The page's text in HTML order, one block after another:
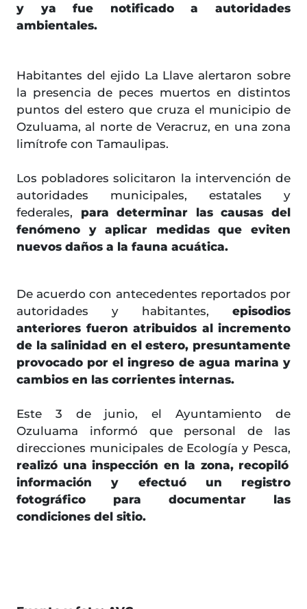
y ya fue notificado a autoridades
ambientales.
Habitantes del ejido La Llave alertaron sobre
la presencia de peces muertos en distintos
puntos del estero que cruza el municipio de
Ozuluama, al norte de Veracruz, en una zona
limítrofe con Tamaulipas.
Los pobladores solicitaron la intervención de
autoridades municipales, estatales y
federales, para determinar las causas del
fenómeno y aplicar medidas que eviten
nuevos daños a la fauna acuática.
De acuerdo con antecedentes reportados por
autoridades y habitantes, episodios
anteriores fueron atribuidos al incremento
de la salinidad en el estero, presuntamente
provocado por el ingreso de agua marina y
cambios en las corrientes internas.
Este 3 de junio, el Ayuntamiento de
Ozuluama informó que personal de las
direcciones municipales de Ecología y Pesca,
realizó una inspección en la zona, recopiló
información y efectuó un registro
fotográfico para documentar las
condiciones del sitio.